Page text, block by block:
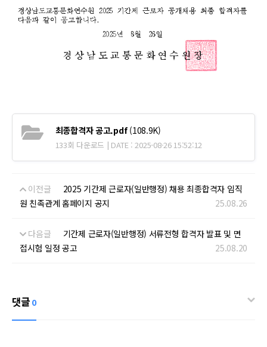
최종합격자 공고.pdf(108.9K)
133회 다운로드 | DATE : 2025-08-26 15:52:12
이전글
2025 기간제 근로자(일반행정) 채용 최종합격자 임직
원 친족관계 홈페이지 공지
25.08.26
다음글
기간제 근로자(일반행정) 서류전형 합격자 발표 및 면
접시험 일정 공고
25.08.20
댓글 0